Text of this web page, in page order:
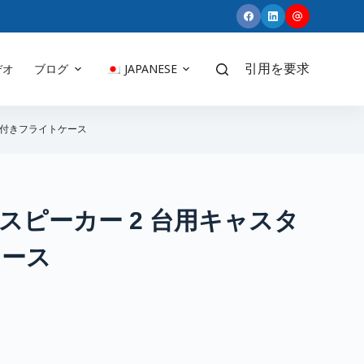
ブログ JAPANESE 引用を要求
きフライトケース
ピーカー 2 台用キャスタ
ス